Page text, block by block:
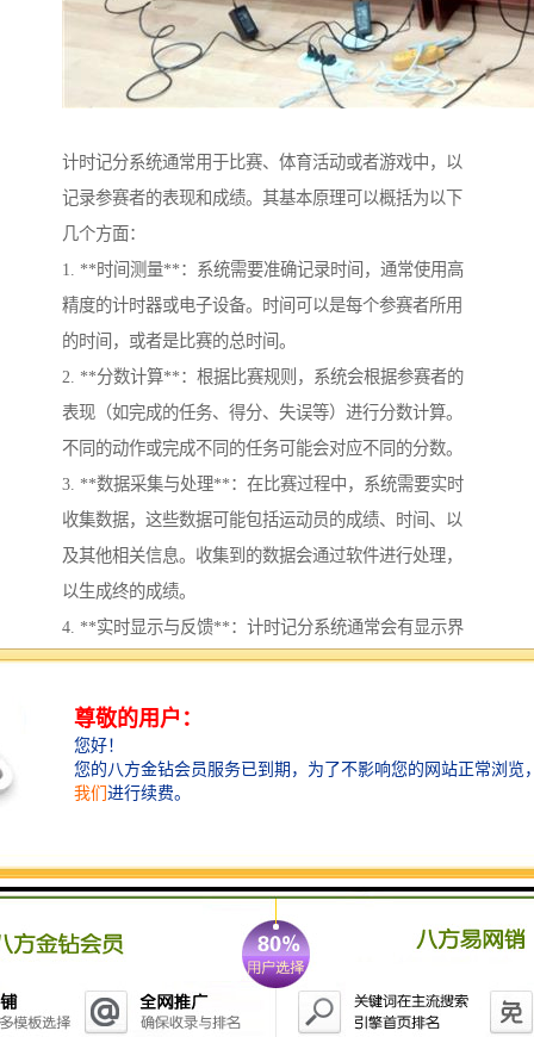
计时记分系统通常用于比赛、体育活动或者游戏中，以
记录参赛者的表现和成绩。其基本原理可以概括为以下
几个方面：
1. **时间测量**：系统需要准确记录时间，通常使用高
精度的计时器或电子设备。时间可以是每个参赛者所用
的时间，或者是比赛的总时间。
2. **分数计算**：根据比赛规则，系统会根据参赛者的
表现（如完成的任务、得分、失误等）进行分数计算。
不同的动作或完成不同的任务可能会对应不同的分数。
3. **数据采集与处理**：在比赛过程中，系统需要实时
收集数据，这些数据可能包括运动员的成绩、时间、以
及其他相关信息。收集到的数据会通过软件进行处理，
以生成终的成绩。
4. **实时显示与反馈**：计时记分系统通常会有显示界
面，实时更新各个参赛者的成绩和**，便于观众和参赛
5. **记录与存档**：比赛结束后，系统会将所有数据进
行整理，并存档生成报告，以备后续查询或分析。
常见的应用包括田径比赛、游泳、电子竞技等，随着技
术，以提高计时和记分的准确性和效率。